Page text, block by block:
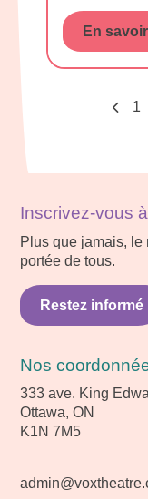
En
1
Inscrivez-vous
Plus que jamais, le
portée de tous.
Restez informé
Nos
333 ave. King
Ottawa, ON
K1N 7M5